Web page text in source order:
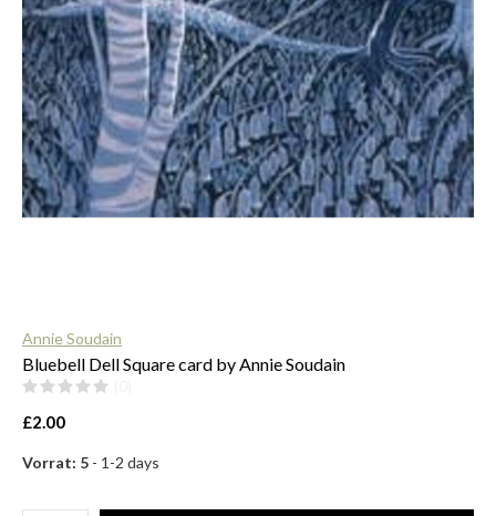
Annie Soudain
Bluebell Dell Square card by Annie Soudain
£2.00
Vorrat: 5 - 1-2 days